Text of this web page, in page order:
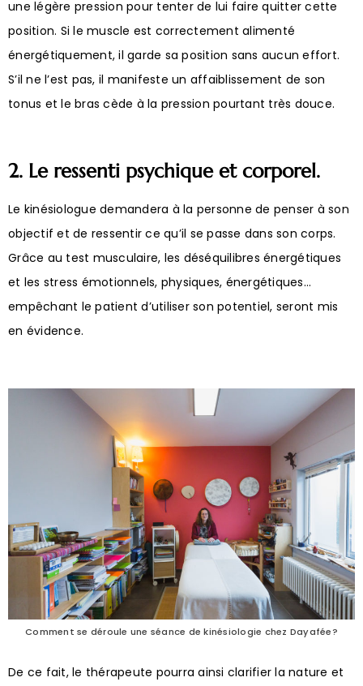
une légère pression pour tenter de lui faire quitter cette
position. Si le muscle est correctement alimenté
énergétiquement, il garde sa position sans aucun effort.
S’il ne l’est pas, il manifeste un affaiblissement de son
tonus et le bras cède à la pression pourtant très douce.
2. Le ressenti psychique et corporel.
Le kinésiologue demandera à la personne de penser à son
objectif et de ressentir ce qu’il se passe dans son corps.
Grâce au test musculaire, les déséquilibres énergétiques
et les stress émotionnels, physiques, énergétiques…
empêchant le patient d’utiliser son potentiel, seront mis
en évidence.
Comment se déroule une séance de kinésiologie chez Dayafée?
De ce fait, le thérapeute pourra ainsi clarifier la nature et